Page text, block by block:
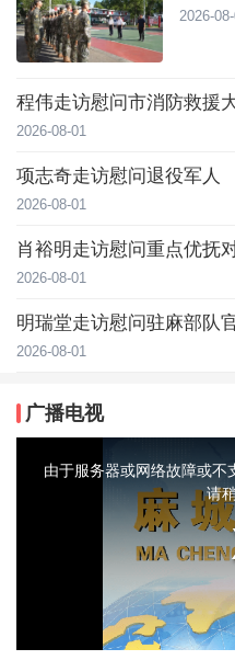
2026-
程伟走访慰问市消防救援
2026-08-01
项志奇走访慰问退役军人
2026-08-01
肖裕明走访慰问重点优抚
2026-08-01
明瑞堂走访慰问驻麻部队
2026-08-01
广播电视
modal由于服务器或网络故障或不
请